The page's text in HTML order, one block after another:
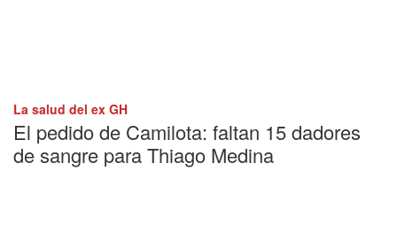
La salud del ex GH
El pedido de Camilota: faltan 15 dadores
de sangre para Thiago Medina